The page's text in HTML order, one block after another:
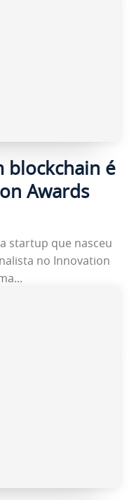
blockchain é
Awards
startup que nasceu
no Innovation